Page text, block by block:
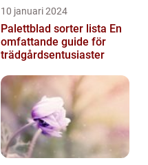
10 januari 2024
Palettblad sorter lista En
omfattande guide för
trädgårdsentusiaster